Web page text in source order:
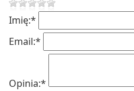
Imię:*
Email:*
Opinia:*